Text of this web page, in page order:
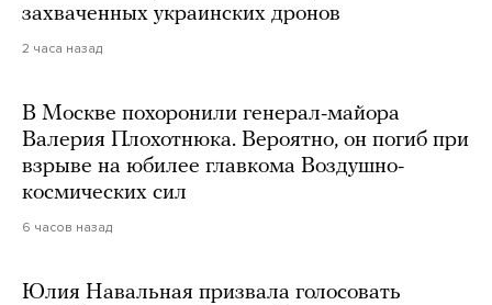
захваченных украинских дронов
2 часа назад
В Москве похоронили генерал-майора
Валерия Плохотнюка. Вероятно, он погиб при
взрыве на юбилее главкома Воздушно-
космических сил
6 часов назад
Юлия Навальная призвала голосовать